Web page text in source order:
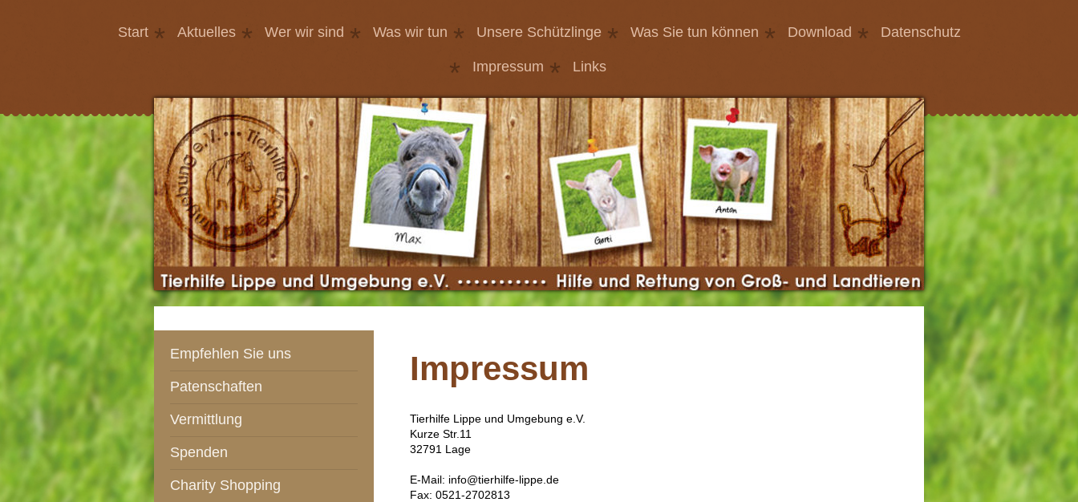
Start Aktuelles Wer wir sind Was wir tun Unsere Schützlinge Was Sie tun können Download Datenschutz
Impressum Links
Impressum
Tierhilfe Lippe und Umgebung e.V.
Kurze Str.11
32791 Lage
E-Mail: info@tierhilfe-lippe.de
Fax: 0521-2702813
Empfehlen Sie uns
Patenschaften
Vermittlung
Spenden
Charity Shopping